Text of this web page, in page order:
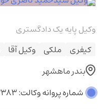
وکیل پایه یک دادگستری
کیفری
ملکی وکیل آقا
بندر ماهشهر
شماره پروانه وکالت: 53383